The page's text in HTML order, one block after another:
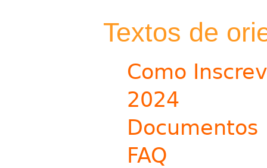
Textos de
Como
2024
Documentos
FAQ